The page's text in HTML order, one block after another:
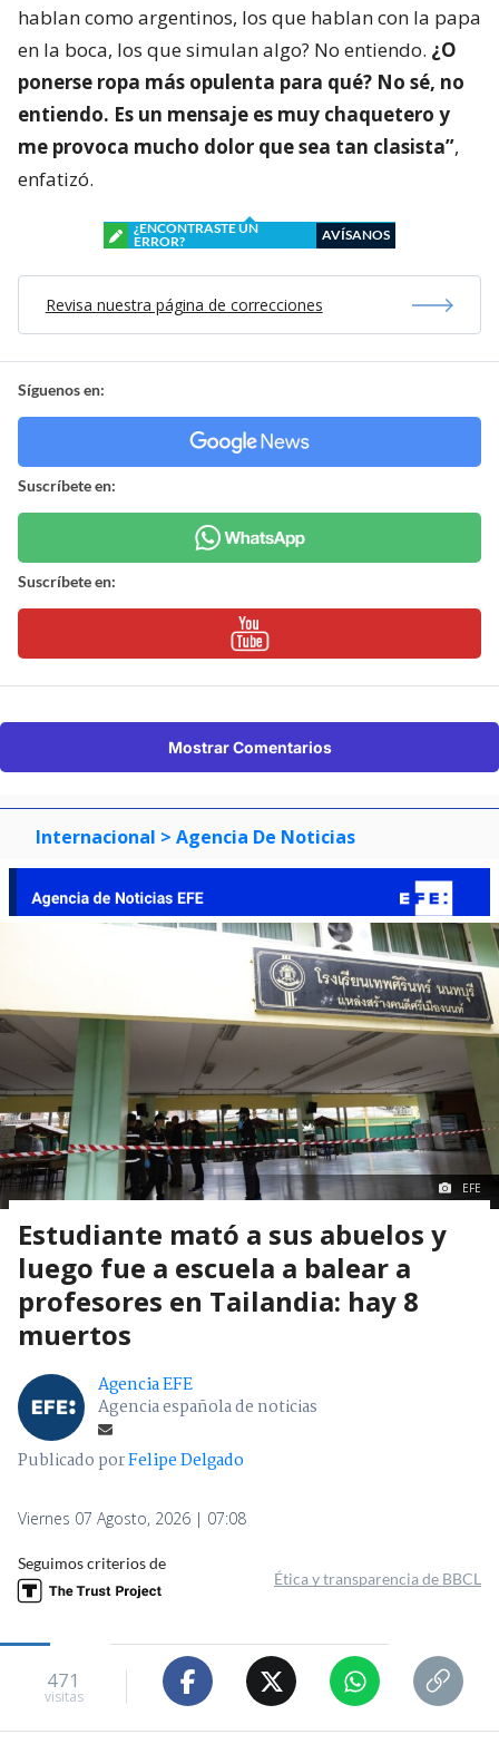
hablan como argentinos, los que hablan con la papa
en la boca, los que simulan algo? No entiendo. ¿O
ponerse ropa más opulenta para qué? No sé, no
entiendo. Es un mensaje es muy chaquetero y
me provoca mucho dolor que sea tan clasista”,
enfatizó.
¿ENCONTRASTE UN
ERROR?
AVÍSANOS
Revisa nuestra página de correcciones
Síguenos en:
Suscríbete en:
Suscríbete en:
Mostrar Comentarios
Internacional > Agencia De Noticias
EFE
Estudiante mató a sus abuelos y
luego fue a escuela a balear a
profesores en Tailandia: hay 8
muertos
Agencia EFE
Agencia española de noticias
Publicado porFelipe Delgado
Viernes 07 Agosto, 2026 | 07:08
Seguimos criterios de
Ética y transparencia de BBCL
471
visitas